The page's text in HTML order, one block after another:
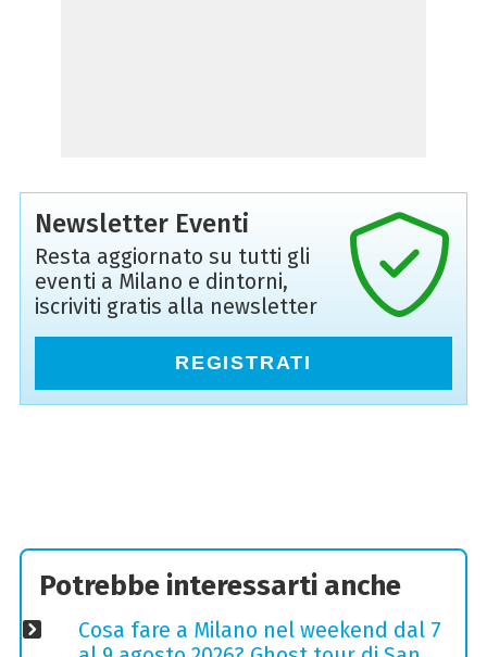
Newsletter Eventi
Resta aggiornato su tutti gli
eventi a Milano e dintorni,
iscriviti gratis alla newsletter
REGISTRATI
Potrebbe interessarti anche
Cosa fare a Milano nel weekend dal 7